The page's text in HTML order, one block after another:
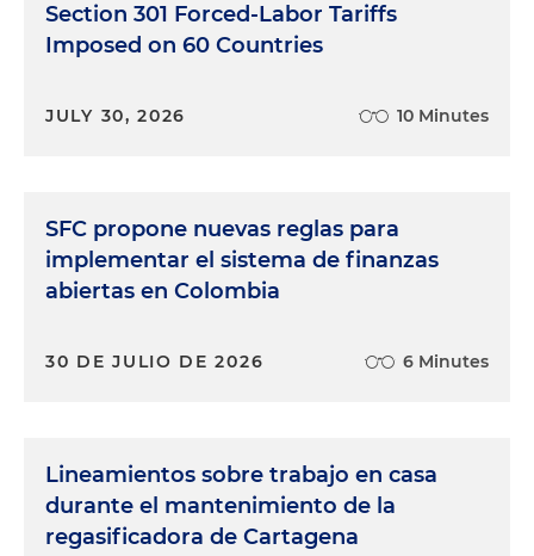
Section 301 Forced-Labor Tariffs
Imposed on 60 Countries
JULY 30, 2026 10 Minutes
SFC propone nuevas reglas para
implementar el sistema de finanzas
abiertas en Colombia
30 DE JULIO DE 2026 6 Minutes
Lineamientos sobre trabajo en casa
durante el mantenimiento de la
regasificadora de Cartagena